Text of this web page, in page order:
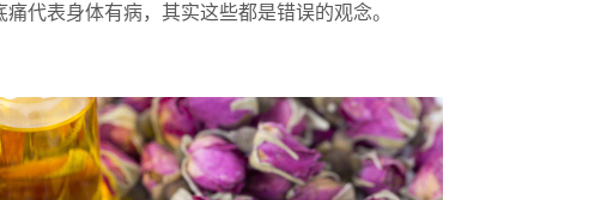
代表身体有病，其实这些都是错误的观念。